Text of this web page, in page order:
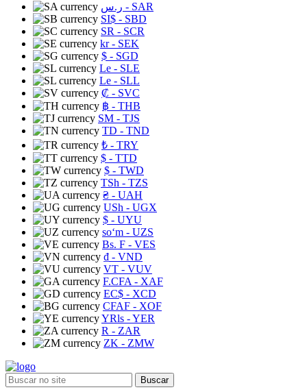
ر.س - SAR
SI$ - SBD
SR - SCR
kr- SEK
$ - SGD
Le - SLE
Le - SLL
₡ - SVC
฿ - THB
ЅМ - TJS
TD - TND
₺ - TRY
$ - TTD
$ - TWD
TSh - TZS
₴ - UAH
USh - UGX
$ - UYU
soʻm - UZS
Bs. F - VES
₫ - VND
VT - VUV
F.CFA - XAF
EC$ - XCD
CFAF - XOF
YRls - YER
R - ZAR
ZK - ZMW
Buscar